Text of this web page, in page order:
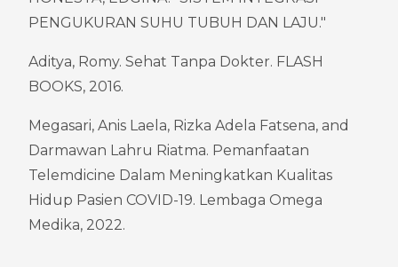
PENGUKURAN SUHU TUBUH DAN LAJU."
Aditya, Romy. Sehat Tanpa Dokter. FLASH
BOOKS, 2016.
Megasari, Anis Laela, Rizka Adela Fatsena, and
Darmawan Lahru Riatma. Pemanfaatan
Telemdicine Dalam Meningkatkan Kualitas
Hidup Pasien COVID-19. Lembaga Omega
Medika, 2022.